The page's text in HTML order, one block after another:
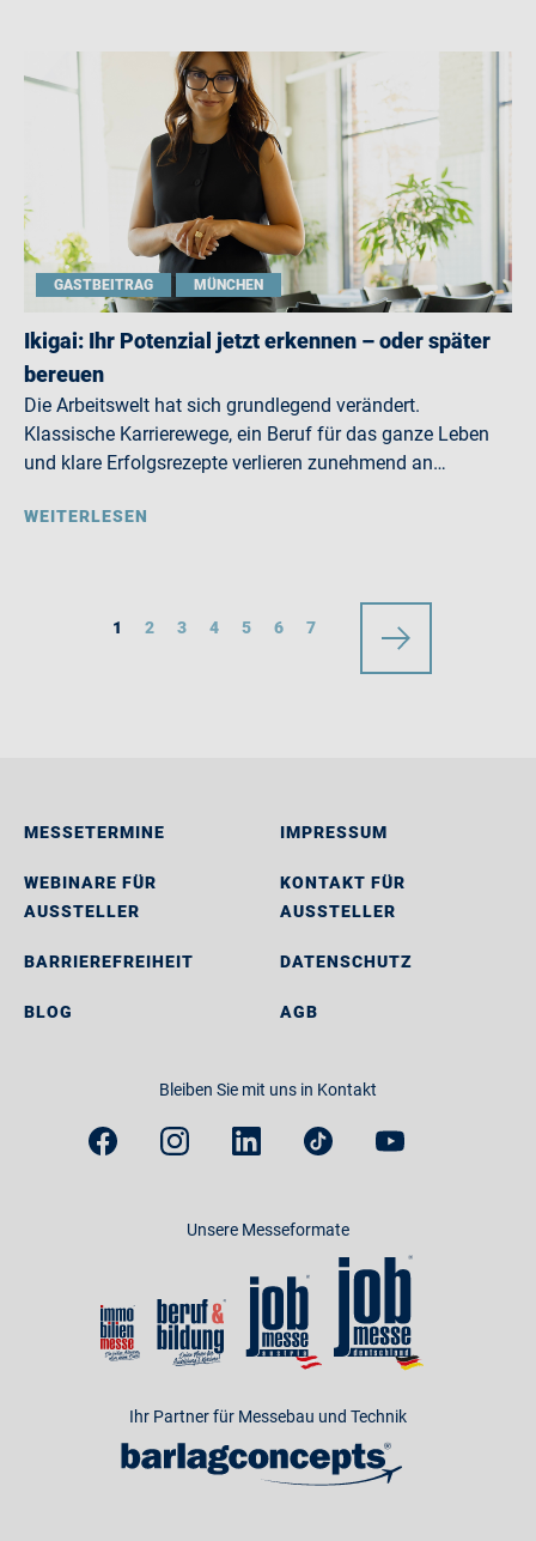
GASTBEITRAG MÜNCHEN
Ikigai: Ihr Potenzial jetzt erkennen – oder später
bereuen
Die Arbeitswelt hat sich grundlegend verändert.
Klassische Karrierewege, ein Beruf für das ganze Leben
und klare Erfolgsrezepte verlieren zunehmend an…
WEITERLESEN
1 2 3 4 5 6 7
MESSETERMINE
WEBINARE FÜR
AUSSTELLER
BARRIEREFREIHEIT
BLOG
IMPRESSUM
KONTAKT FÜR
AUSSTELLER
DATENSCHUTZ
AGB
Bleiben Sie mit uns in Kontakt
Unsere Messeformate
Ihr Partner für Messebau und Technik